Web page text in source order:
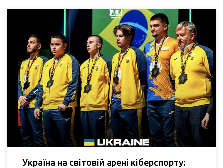
Україна на світовій арені кіберспорту: